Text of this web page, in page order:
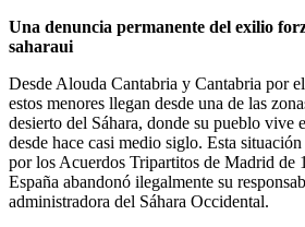
Una denuncia permanente del exilio
saharaui
Desde Alouda Cantabria y Cantabria por
estos menores llegan desde una de las
desierto del Sáhara, donde su pueblo vive
desde hace casi medio siglo. Esta
por los Acuerdos Tripartitos de Madrid de
España abandonó ilegalmente su
administradora del Sáhara Occidental.